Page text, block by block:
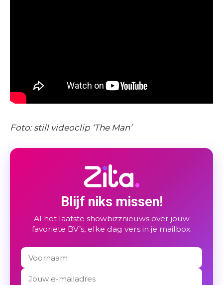
Foto: still videoclip ‘The Man’
Blijf niks missen!
Al het laatste showbizznieuws over jouw
favoriete BV’s, elke dag vers in je mailbox.